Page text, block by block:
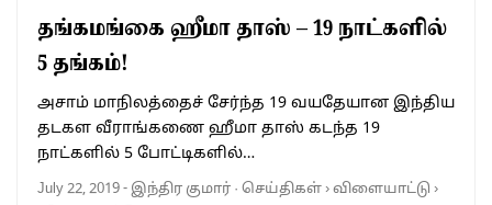
தங்கமங்கை ஹீமா தாஸ் – 19 நாட்களில்
5 தங்கம்!
அசாம் மாநிலத்தைச் சேர்ந்த 19 வயதேயான இந்திய
தடகள வீராங்கணை ஹீமா தாஸ் கடந்த 19
நாட்களில் 5 போட்டிகளில்…
July 22, 2019- இந்திர குமார் · செய்திகள்›விளையாட்டு ›